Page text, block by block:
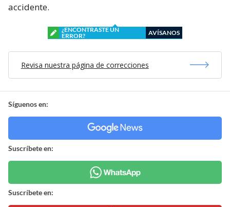
accidente.
¿ENCONTRASTE UN
ERROR?
AVÍSANOS
Revisa nuestra página de correcciones
Síguenos en:
Suscríbete en:
Suscríbete en: